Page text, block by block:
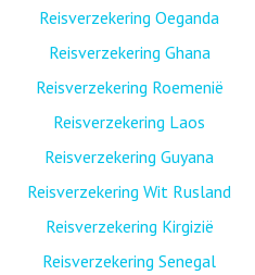
Reisverzekering Oeganda
Reisverzekering Ghana
Reisverzekering Roemenië
Reisverzekering Laos
Reisverzekering Guyana
Reisverzekering Wit Rusland
Reisverzekering Kirgizië
Reisverzekering Senegal